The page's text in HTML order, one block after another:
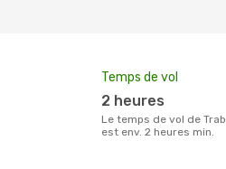
Temps de vol
2 heures
Le temps de vol de Trabzon vers Izmir
est env. 2 heures min.